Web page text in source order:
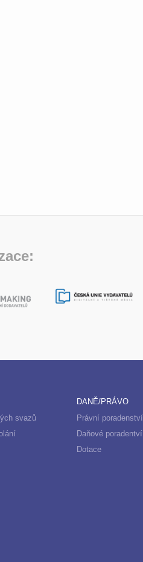
svazů
DANĚ/PRÁVO
Právní poradenství
Daňové poradentví
Dotace